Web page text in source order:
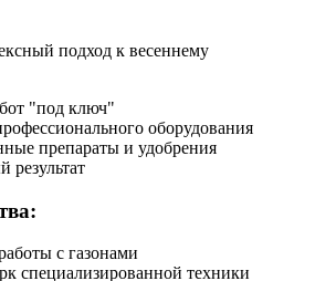
подход к весеннему
"под ключ"
оборудования
препараты и удобрения
результат
с газонами
специализированной техники